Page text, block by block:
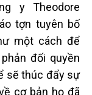
y Theodore
tợn tuyên bố
một cách để
đối quyền
sẽ thúc đẩy sự
cơ bản họ đã